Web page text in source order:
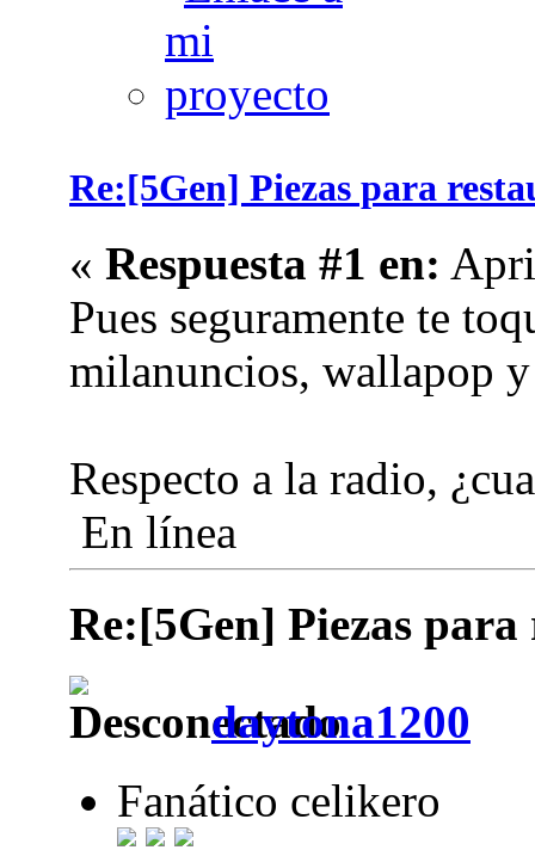
Re:[5Gen] Piezas para
« Respuesta #1 en:
Pues seguramente te
milanuncios, wallapop
Respecto a la radio,
En línea
Re:[5Gen] Piezas
daytona1200
Fanático celikero